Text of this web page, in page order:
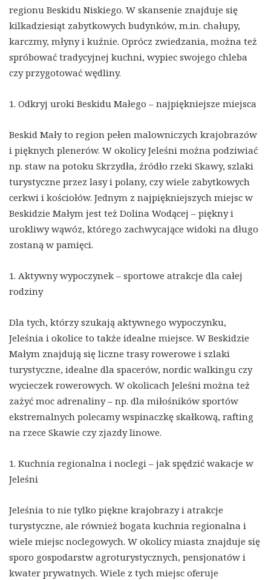
regionu Beskidu Niskiego. W skansenie znajduje się
kilkadziesiąt zabytkowych budynków, m.in. chałupy,
karczmy, młyny i kuźnie. Oprócz zwiedzania, można też
spróbować tradycyjnej kuchni, wypiec swojego chleba
czy przygotować wędliny.
1. Odkryj uroki Beskidu Małego – najpiękniejsze miejsca
Beskid Mały to region pełen malowniczych krajobrazów
i pięknych plenerów. W okolicy Jeleśni można podziwiać
np. staw na potoku Skrzydła, źródło rzeki Skawy, szlaki
turystyczne przez lasy i polany, czy wiele zabytkowych
cerkwi i kościołów. Jednym z najpiękniejszych miejsc w
Beskidzie Małym jest też Dolina Wodącej – piękny i
urokliwy wąwóz, którego zachwycające widoki na długo
zostaną w pamięci.
1. Aktywny wypoczynek – sportowe atrakcje dla całej
rodziny
Dla tych, którzy szukają aktywnego wypoczynku,
Jeleśnia i okolice to także idealne miejsce. W Beskidzie
Małym znajdują się liczne trasy rowerowe i szlaki
turystyczne, idealne dla spacerów, nordic walkingu czy
wycieczek rowerowych. W okolicach Jeleśni można też
zażyć moc adrenaliny – np. dla miłośników sportów
ekstremalnych polecamy wspinaczkę skałkową, rafting
na rzece Skawie czy zjazdy linowe.
1. Kuchnia regionalna i noclegi – jak spędzić wakacje w
Jeleśni
Jeleśnia to nie tylko piękne krajobrazy i atrakcje
turystyczne, ale również bogata kuchnia regionalna i
wiele miejsc noclegowych. W okolicy miasta znajduje się
sporo gospodarstw agroturystycznych, pensjonatów i
kwater prywatnych. Wiele z tych miejsc oferuje